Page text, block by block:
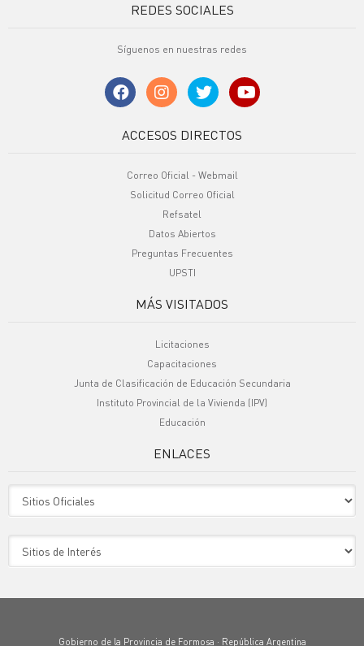
REDES SOCIALES
Síguenos en nuestras redes
ACCESOS DIRECTOS
Correo Oficial - Webmail
Solicitud Correo Oficial
Refsatel
Datos Abiertos
Preguntas Frecuentes
UPSTI
MÁS VISITADOS
Licitaciones
Capacitaciones
Junta de Clasificación de Educación Secundaria
Instituto Provincial de la Vivienda (IPV)
Educación
ENLACES
Gobierno de la Provincia de Formosa · República Argentina